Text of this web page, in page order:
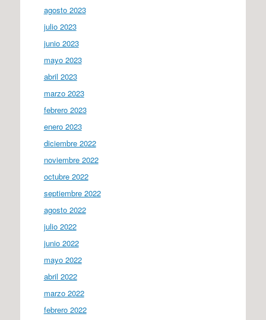
agosto 2023
julio 2023
junio 2023
mayo 2023
abril 2023
marzo 2023
febrero 2023
enero 2023
diciembre 2022
noviembre 2022
octubre 2022
septiembre 2022
agosto 2022
julio 2022
junio 2022
mayo 2022
abril 2022
marzo 2022
febrero 2022